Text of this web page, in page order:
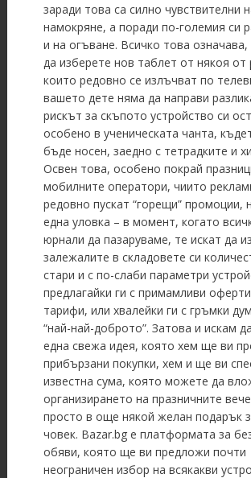
заради това са силно чувствителни
намокряне, а поради по-големия си
и на огъване. Всичко това
да изберете нов таблет от някоя от
които редовно се излъчват по
вашето дете няма да направи
рискът за скъпото устройство си
особено в ученическата чанта,
бъде носен, заедно с тетрадките и
Освен това, особено покрай
мобилните оператори, чиито
редовно пускат “горещи” промоции,
една уловка – в момент, когато
юрнали да пазаруваме, те искат да
залежалите в складовете си
стари и с по-слаби параметри
предлагайки ги с примамливи
тарифи, или хвалейки ги с гръмки
“най-най-доброто”. Затова и искам
една свежа идея, която хем ще ви
прибързани покупки, хем и ще ви
известна сума, която можете да
организирането на празничните
просто в още някой желан подарък
човек. Bazar.bg е платформата за
обяви, която ще ви предложи почти
неограничен избор на всякакви